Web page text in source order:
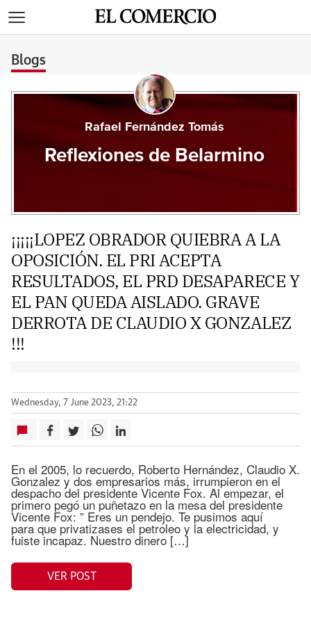
Blogs
Rafael Fernández Tomás
Reflexiones de Belarmino
¡¡¡¡¡LOPEZ OBRADOR QUIEBRA A LA
OPOSICIÓN. EL PRI ACEPTA
RESULTADOS, EL PRD DESAPARECE Y
EL PAN QUEDA AISLADO. GRAVE
DERROTA DE CLAUDIO X GONZALEZ
!!!
Wednesday, 7 June 2023, 21:22
En el 2005, lo recuerdo, Roberto Hernández, Claudio X.
Gonzalez y dos empresarios más, irrumpieron en el
despacho del presidente Vicente Fox. Al empezar, el
primero pegó un puñetazo en la mesa del presidente
Vicente Fox: ” Eres un pendejo. Te pusimos aquí
para que privatizases el petroleo y la electricidad, y
fuiste incapaz. Nuestro dinero […]
VER POST